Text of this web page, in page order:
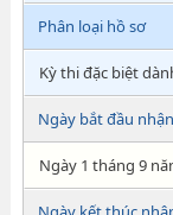
Phân loại hồ sơ
Kỳ thi đặc biệt
Ngày bắt đầu
Ngày 1 tháng 9